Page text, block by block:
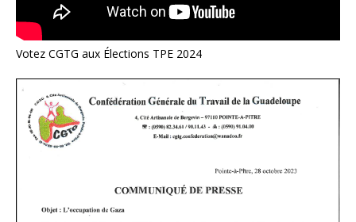
Votez CGTG aux Élections TPE 2024